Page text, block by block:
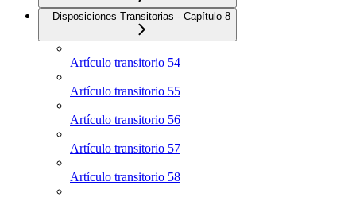
Disposiciones Transitorias - Capítulo 8
Artículo transitorio 54
Artículo transitorio 55
Artículo transitorio 56
Artículo transitorio 57
Artículo transitorio 58